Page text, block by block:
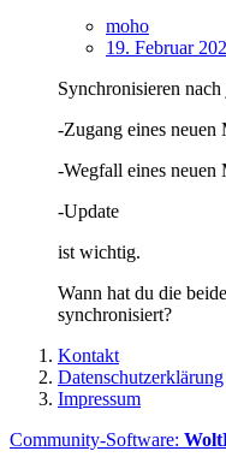
moho
19. Februar
Synchronisieren nach
-Zugang eines neuen
-Wegfall eines neuen
-Update
ist wichtig.
Wann hat du die
synchronisiert?
Kontakt
Datenschutzerklärung
Impressum
Community-Software: